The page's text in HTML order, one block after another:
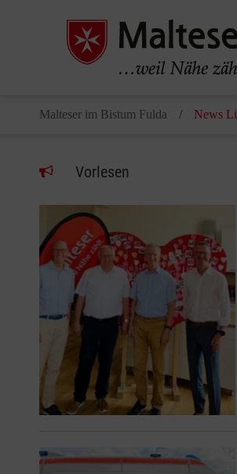
Malteser im Bistum Fulda News
Vorlesen